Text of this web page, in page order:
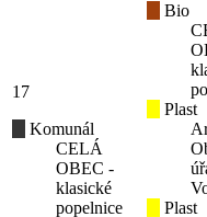
17
Komunál
CELÁ
OBEC -
klasické
popelnice
Bio
Plast
Plast